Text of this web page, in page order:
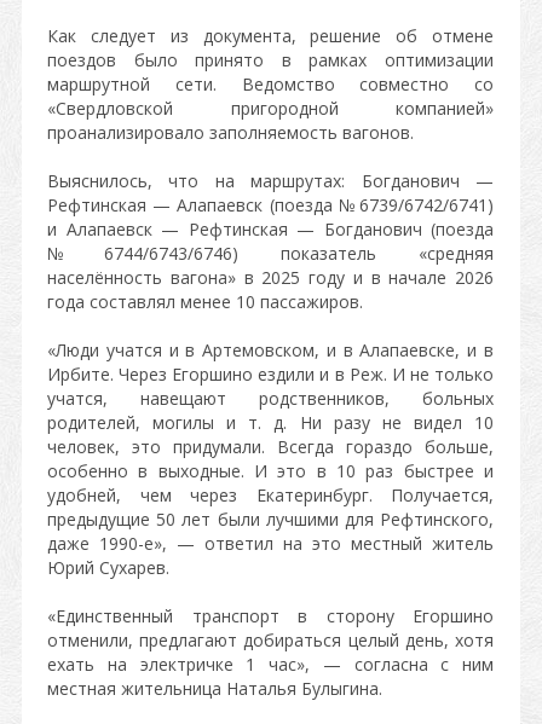
Как следует из документа, решение об отмене
поездов было принято в рамках оптимизации
маршрутной сети. Ведомство совместно со
«Свердловской пригородной компанией»
проанализировало заполняемость вагонов.
Выяснилось, что на маршрутах: Богданович —
Рефтинская — Алапаевск (поезда № 6739/6742/6741)
и Алапаевск — Рефтинская — Богданович (поезда
№ 6744/6743/6746) показатель «средняя
населённость вагона» в 2025 году и в начале 2026
года составлял менее 10 пассажиров.
«Люди учатся и в Артемовском, и в Алапаевске, и в
Ирбите. Через Егоршино ездили и в Реж. И не только
учатся, навещают родственников, больных
родителей, могилы и т. д. Ни разу не видел 10
человек, это придумали. Всегда гораздо больше,
особенно в выходные. И это в 10 раз быстрее и
удобней, чем через Екатеринбург. Получается,
предыдущие 50 лет были лучшими для Рефтинского,
даже 1990-е», — ответил на это местный житель
Юрий Сухарев.
«Единственный транспорт в сторону Егоршино
отменили, предлагают добираться целый день, хотя
ехать на электричке 1 час», — согласна с ним
местная жительница Наталья Булыгина.